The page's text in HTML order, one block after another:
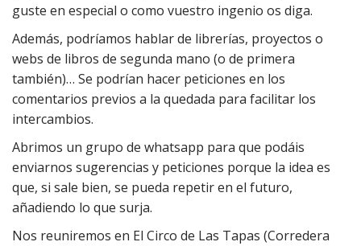
guste en especial o como vuestro ingenio os diga.
Además, podríamos hablar de librerías, proyectos o
webs de libros de segunda mano (o de primera
también)… Se podrían hacer peticiones en los
comentarios previos a la quedada para facilitar los
intercambios.
Abrimos un grupo de whatsapp para que podáis
enviarnos sugerencias y peticiones porque la idea es
que, si sale bien, se pueda repetir en el futuro,
añadiendo lo que surja.
Nos reuniremos en El Circo de Las Tapas (Corredera